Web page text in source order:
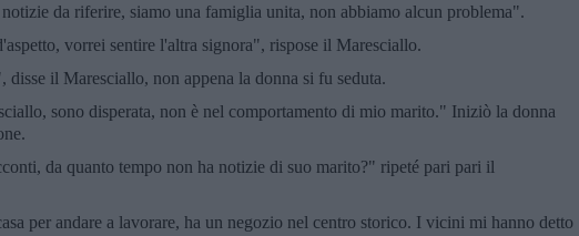
da riferire, siamo una famiglia unita, non abbiamo alcun problema".
vorrei sentire l'altra signora", rispose il Maresciallo.
il Maresciallo, non appena la donna si fu seduta.
sono disperata, non è nel comportamento di mio marito." Iniziò la donna
da quanto tempo non ha notizie di suo marito?" ripeté pari pari il
per andare a lavorare, ha un negozio nel centro storico. I vicini mi hanno detto